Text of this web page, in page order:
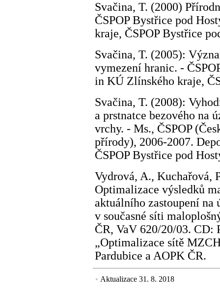
Svačina, T. (2000)
ČSPOP Bystřice pod
kraje, ČSPOP Bystřice
Svačina, T. (2005):
vymezení hranic. -
in KÚ Zlínského kraje,
Svačina, T. (2008):
a prstnatce bezového na
vrchy. - Ms., ČSPOP
přírody), 2006-2007.
ČSPOP Bystřice pod
Vydrová, A., Kuchařová,
Optimalizace výsledků
aktuálního zastoupení na
v současné síti
ČR, VaV 620/20/03. CD:
„Optimalizace sítě
Pardubice a AOPK ČR.
• Aktualizace 31. 8. 2018